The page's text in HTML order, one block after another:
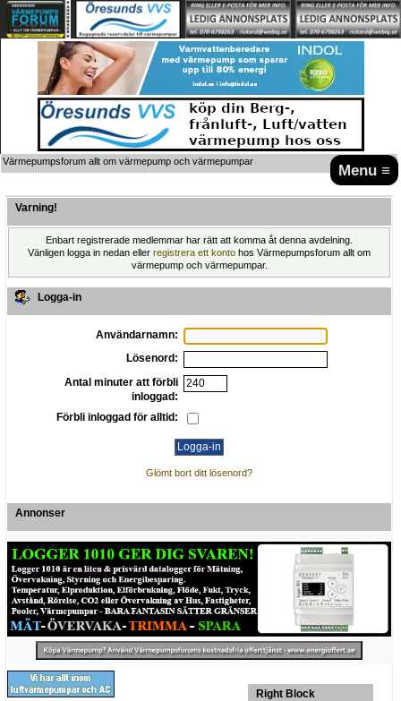
Menu ≡
Värmepumpsforum allt om värmepump och värmepumpar
Varning!
Enbart registrerade medlemmar har rätt att komma åt denna avdelning.
Vänligen logga in nedan eller registrera ett konto hos Värmepumpsforum allt om
värmepump och värmepumpar.
Logga-in
Användarnamn:
Lösenord:
Antal minuter att förbli
inloggad:
Förbli inloggad för alltid:
Glömt bort ditt lösenord?
Annonser
Right Block